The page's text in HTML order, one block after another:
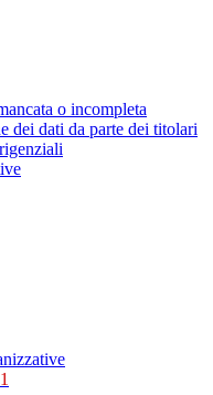
o incompleta
dei dati da parte dei titolari
1